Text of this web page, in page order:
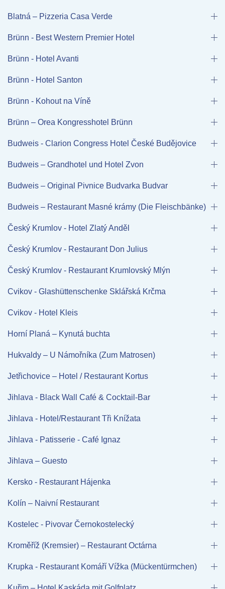
Blatná – Pizzeria Casa Verde
Brünn - Best Western Premier Hotel
Brünn - Hotel Avanti
Brünn - Hotel Santon
Brünn - Kohout na Víně
Brünn – Orea Kongresshotel Brünn
Budweis - Clarion Congress Hotel České Budějovice
Budweis – Grandhotel und Hotel Zvon
Budweis – Original Pivnice Budvarka Budvar
Budweis – Restaurant Masné krámy (Die Fleischbänke)
Český Krumlov - Hotel Zlatý Anděl
Český Krumlov - Restaurant Don Julius
Český Krumlov - Restaurant Krumlovský Mlýn
Cvikov - Glashüttenschenke Sklářská Krčma
Cvikov - Hotel Kleis
Horní Planá – Kynutá buchta
Hukvaldy – U Námořníka (Zum Matrosen)
Jetřichovice – Hotel / Restaurant Kortus
Jihlava - Black Wall Café & Cocktail-Bar
Jihlava - Hotel/Restaurant Tři Knížata
Jihlava - Patisserie - Café Ignaz
Jihlava – Guesto
Kersko - Restaurant Hájenka
Kolín – Naivní Restaurant
Kostelec - Pivovar Černokostelecký
Kroměříž (Kremsier) – Restaurant Octárna
Krupka - Restaurant Komáří Vížka (Mückentürmchen)